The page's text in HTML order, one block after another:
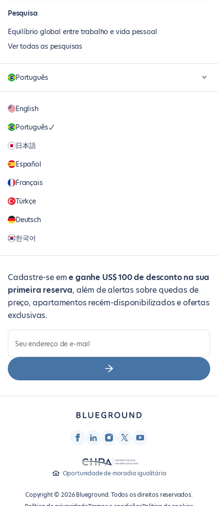
Pesquisa
Equilíbrio global entre trabalho e vida pessoal
Ver todas as pesquisas
Português
English
Português
日本語
Español
Français
Türkçe
Deutsch
한국어
Cadastre-se eme ganhe US$ 100 de desconto na sua
primeira reserva, além de alertas sobre quedas de
preço, apartamentos recém-disponibilizados e ofertas
exclusivas.
Seu endereço de e-mail
Oportunidade de moradia igualitária
Copyright © 2026 Blueground. Todos os direitos reservados.